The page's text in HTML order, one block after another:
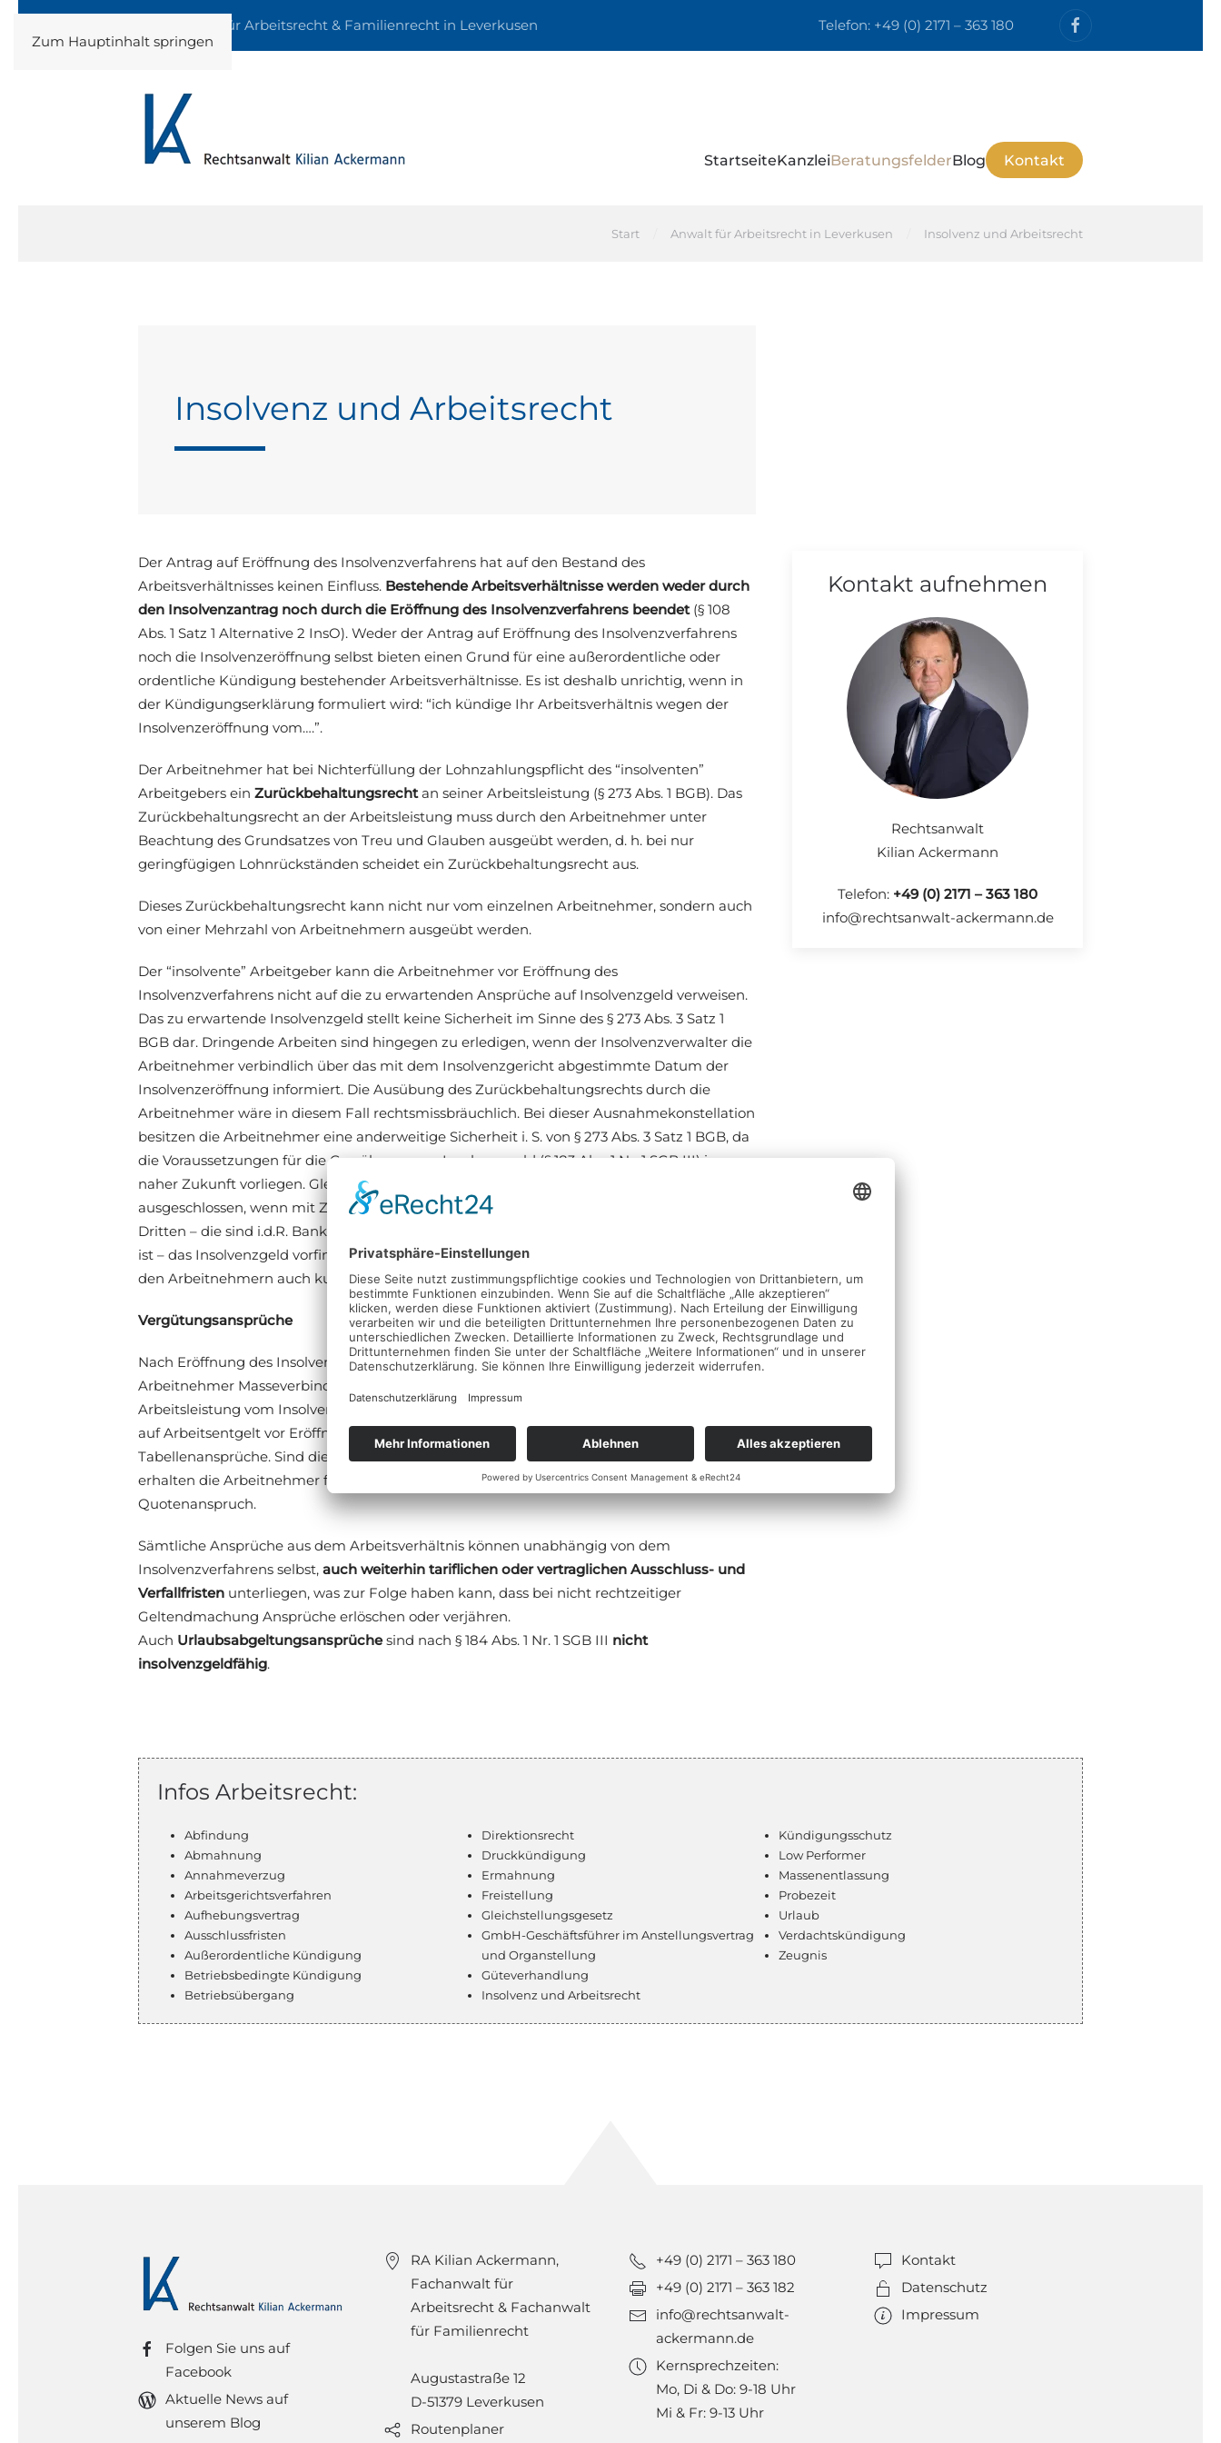
Zum Hauptinhalt springen
Fachanwalt für Arbeitsrecht & Familienrecht in Leverkusen Telefon: +49 (0) 2171 – 363 180
StartseiteKanzleiBeratungsfelderBlog Kontakt
Start Anwalt für Arbeitsrecht in Leverkusen Insolvenz und Arbeitsrecht
Insolvenz und Arbeitsrecht
Der Antrag auf Eröffnung des Insolvenzverfahrens hat auf den Bestand des
Arbeitsverhältnisses keinen Einfluss. Bestehende Arbeitsverhältnisse werden weder durch
den Insolvenzantrag noch durch die Eröffnung des Insolvenzverfahrens beendet(§ 108
Abs. 1 Satz 1 Alternative 2 InsO). Weder der Antrag auf Eröffnung des Insolvenzverfahrens
noch die Insolvenzeröffnung selbst bieten einen Grund für eine außerordentliche oder
ordentliche Kündigung bestehender Arbeitsverhältnisse. Es ist deshalb unrichtig, wenn in
der Kündigungserklärung formuliert wird: “ich kündige Ihr Arbeitsverhältnis wegen der
Insolvenzeröffnung vom….”.
Der Arbeitnehmer hat bei Nichterfüllung der Lohnzahlungspflicht des “insolventen”
Arbeitgebers ein Zurückbehaltungsrechtan seiner Arbeitsleistung (§ 273 Abs. 1 BGB). Das
Zurückbehaltungsrecht an der Arbeitsleistung muss durch den Arbeitnehmer unter
Beachtung des Grundsatzes von Treu und Glauben ausgeübt werden, d. h. bei nur
geringfügigen Lohnrückständen scheidet ein Zurückbehaltungsrecht aus.
Dieses Zurückbehaltungsrecht kann nicht nur vom einzelnen Arbeitnehmer, sondern auch
von einer Mehrzahl von Arbeitnehmern ausgeübt werden.
Der “insolvente” Arbeitgeber kann die Arbeitnehmer vor Eröffnung des
Insolvenzverfahrens nicht auf die zu erwartenden Ansprüche auf Insolvenzgeld verweisen.
Das zu erwartende Insolvenzgeld stellt keine Sicherheit im Sinne des § 273 Abs. 3 Satz 1
BGB dar. Dringende Arbeiten sind hingegen zu erledigen, wenn der Insolvenzverwalter die
Arbeitnehmer verbindlich über das mit dem Insolvenzgericht abgestimmte Datum der
Insolvenzeröffnung informiert. Die Ausübung des Zurückbehaltungsrechts durch die
Arbeitnehmer wäre in diesem Fall rechtsmissbräuchlich. Bei dieser Ausnahmekonstellation
besitzen die Arbeitnehmer eine anderweitige Sicherheit i. S. von § 273 Abs. 3 Satz 1 BGB, da
die Voraussetzungen für die Gewährung von Insolvenzgeld (§ 183 Abs. 1 Nr. 1 SGB III) in
naher Zukunft vorliegen. Gleichfalls ist ein Zurückbehaltungsrecht an der Arbeitsleistung
ausgeschlossen, wenn mit Zustimmung der zuständigen Agentur für Arbeit durch einen
Dritten – die sind i.d.R. Banken, für die das sowohl ein lukratives, als auch sicheres Geschäft
ist – das Insolvenzgeld vorfinanziert wird (§ 188 Abs. 4 SGB III). In einem solchen Falle sind
den Arbeitnehmern auch kurzfristige Zahlungsverzögerungen zuzumuten.
Vergütungsansprüche
Nach Eröffnung des Insolvenzverfahrens stellen die Vergütungsansprüche der
Arbeitnehmer Masseverbindlichkeiten (§ 55 Abs. 2 Satz 1 InsO) dar, soweit die
Arbeitsleistung vom Insolvenzverwalter in Anspruch genommen wird. Soweit Ansprüche
auf Arbeitsentgelt vor Eröffnung des Insolvenzverfahrens entstehen, sind dies bloße
Tabellenansprüche. Sind diese nicht durch ein vorläufiges Insolvenzgeld abgesichert, so
erhalten die Arbeitnehmer für ihre Arbeitsleistung meistens effektiv nichts bzw. nur einen
Quotenanspruch.
Sämtliche Ansprüche aus dem Arbeitsverhältnis können unabhängig von dem
Insolvenzverfahrens selbst, auch weiterhin tariflichen oder vertraglichen Ausschluss- und
Verfallfristen unterliegen, was zur Folge haben kann, dass bei nicht rechtzeitiger
Geltendmachung Ansprüche erlöschen oder verjähren.
Auch Urlaubsabgeltungsansprüchesind nach § 184 Abs. 1 Nr. 1 SGB III nicht
insolvenzgeldfähig.
Kontakt aufnehmen
Rechtsanwalt
Kilian Ackermann
Telefon: +49 (0) 2171 – 363 180
info@rechtsanwalt-ackermann.de
Infos Arbeitsrecht:
Abfindung
Abmahnung
Annahmeverzug
Arbeitsgerichtsverfahren
Aufhebungsvertrag
Ausschlussfristen
Außerordentliche Kündigung
Betriebsbedingte Kündigung
Betriebsübergang
Direktionsrecht
Druckkündigung
Ermahnung
Freistellung
Gleichstellungsgesetz
GmbH-Geschäftsführer im Anstellungsvertrag
und Organstellung
Güteverhandlung
Insolvenz und Arbeitsrecht
Kündigungsschutz
Low Performer
Massenentlassung
Probezeit
Urlaub
Verdachtskündigung
Zeugnis
Folgen Sie uns auf
Facebook
Aktuelle News auf
unserem Blog
RA Kilian Ackermann,
Fachanwalt für
Arbeitsrecht & Fachanwalt
für Familienrecht
Augustastraße 12
D-51379 Leverkusen
Routenplaner
+49 (0) 2171 – 363 180
+49 (0) 2171 – 363 182
info@rechtsanwalt-
ackermann.de
Kernsprechzeiten:
Mo, Di & Do: 9-18 Uhr
Mi & Fr: 9-13 Uhr
Kontakt
Datenschutz
Impressum